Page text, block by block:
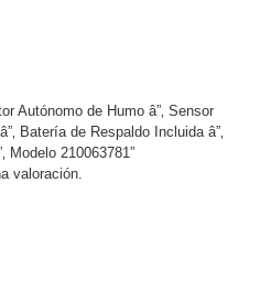
Autónomo de Humo â”‚ Sensor
Batería de Respaldo Incluida â”‚
Modelo 210063781”
valoración.